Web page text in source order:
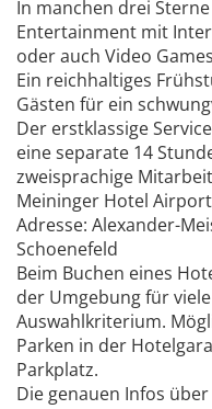
In manchen drei
Entertainment mit
oder auch Video
Ein reichhaltiges
Gästen für ein
Der erstklassige
eine separate 14
zweisprachige
Meininger Hotel
Adresse: Alexander-
Schoenefeld
Beim Buchen eines
der Umgebung für
Auswahlkriterium.
Parken in der
Parkplatz.
Die genauen Infos